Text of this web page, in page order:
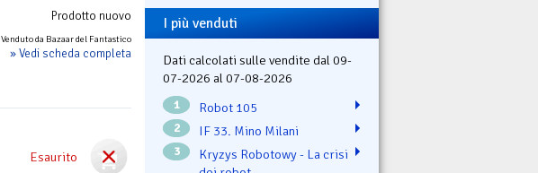
Prodotto nuovo
Venduto da Bazaar del Fantastico
» Vedi scheda completa
Esaurito
I più venduti
Dati calcolati sulle vendite dal 09-
07-2026 al 07-08-2026
1 Robot 105
2 IF 33. Mino Milani
3
Kryzys Robotowy - La crisi